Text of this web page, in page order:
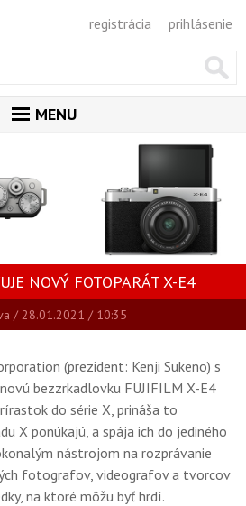
registrácia prihlásenie
MENU
MAGAZÍN
VŠETKY ČLÁNKY
NOVINKY
BLOG
FOTOGRAFIE
GALÉRIA
PORADŇA
SÚŤAŽE
NOVÝ FOTOPARÁT X-E4
/ 28.01.2021 / 10:35
(prezident: Kenji Sukeno) s
bezzrkadlovku FUJIFILM X-E4
do série X, prináša to
X ponúkajú, a spája ich do jediného
nástrojom na rozprávanie
fotografov, videografov a tvorcov
na ktoré môžu byť hrdí.